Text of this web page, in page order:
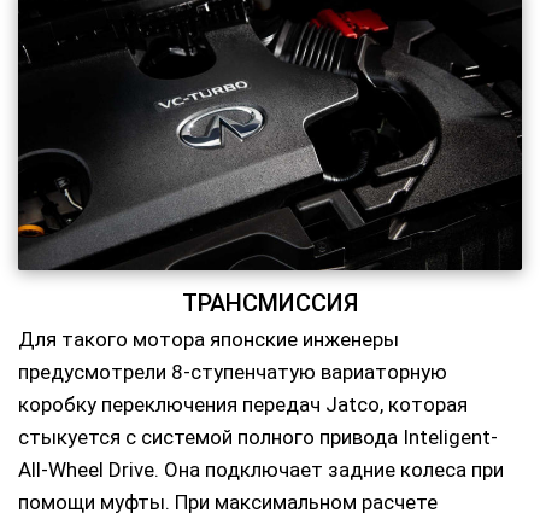
ТРАНСМИССИЯ
Для такого мотора японские инженеры
предусмотрели 8-ступенчатую вариаторную
коробку переключения передач Jatco, которая
стыкуется с системой полного привода Inteligent-
All-Wheel Drive. Она подключает задние колеса при
помощи муфты. При максимальном расчете